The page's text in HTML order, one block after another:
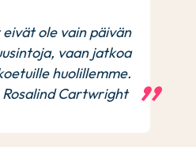
ole vain päivän
vaan jatkoa
huolillemme.
Rosalind Cartwright